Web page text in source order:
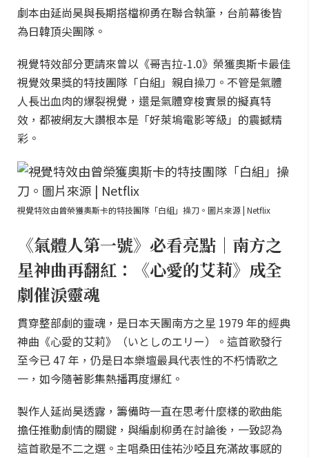
劇本由延尚昊與長期搭檔柳勇在聯合執筆，台前幕後皆
為日韓頂尖團隊。
視覺特效部分更請來曾以《哥吉拉-1.0》榮獲奧斯卡最佳
視覺效果獎的特技團隊「白組」親自操刀。不管是氣體
人長出血肉的爆裂視覺，還是氣體穿梭實景的擬真特
效，都被網友大讚根本是「好萊塢電影等級」的震撼精
彩。
視覺特效由曾榮獲奧斯卡的特技團隊「白組」操刀。圖片來源 | Netflix
《氣體人第一號》必看亮點｜南方之
星神曲再翻紅：《心愛的艾莉》成全
劇催淚靈魂
貫穿整部劇的靈魂，是日本天團南方之星 1979 年的經典
神曲《心愛的艾莉》（いとしのエリー）。這首歌發行
至今已 47 年，仍是日本樂壇最具代表性的不朽情歌之
一，如今隨著影集熱播再度爆紅。
製作人延尚昊透露，籌備時一直在思考什麼樣的歌曲能
擔任推動劇情的關鍵，與編劇柳勇在討論後，一致認為
這首歌是不二之選。主唱桑田佳祐沙啞且充滿故事感的